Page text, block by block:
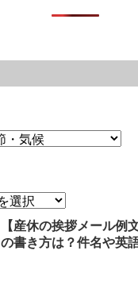
【産休の挨拶メール例
の書き方は？件名や英